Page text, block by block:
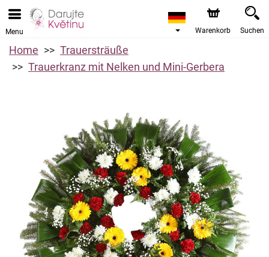
Menu Warenkorb Suchen
Home
Trauersträuße
Trauerkranz mit Nelken und Mini-Gerbera